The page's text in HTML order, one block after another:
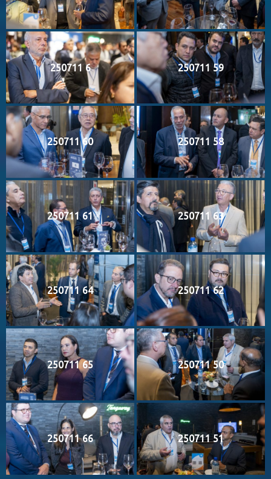
250711 6 250711 59
250711 60 250711 58
250711 61 250711 63
250711 64 250711 62
250711 65 250711 50
250711 66 250711 51